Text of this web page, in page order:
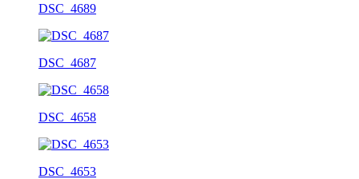
DSC_4689
DSC_4687
DSC_4658
DSC_4653